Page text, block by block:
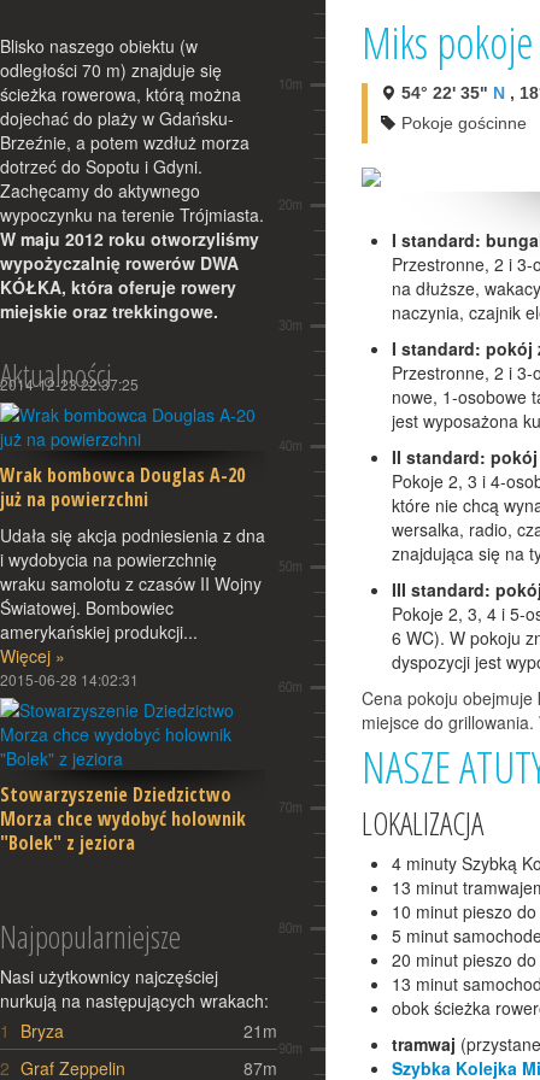
Blisko naszego obiektu (w
odległości 70 m) znajduje się
ścieżka rowerowa, którą można
dojechać do plaży w Gdańsku-
Brzeźnie, a potem wzdłuż morza
dotrzeć do Sopotu i Gdyni.
Zachęcamy do aktywnego
wypoczynku na terenie Trójmiasta.
W maju 2012 roku otworzyliśmy
wypożyczalnię rowerów DWA
KÓŁKA, która oferuje rowery
miejskie oraz trekkingowe.
Aktualności
2014-12-23 22:37:25
Wrak bombowca Douglas A-20
już na powierzchni
Udała się akcja podniesienia z dna
i wydobycia na powierzchnię
wraku samolotu z czasów II Wojny
Światowej. Bombowiec
amerykańskiej produkcji...
Więcej »
2015-06-28 14:02:31
Stowarzyszenie Dziedzictwo
Morza chce wydobyć holownik
"Bolek" z jeziora
Szczecinie chce wydobyć
Zachodniopomorskie
Stowarzyszenie Dziedzictwo
Morza....
Więcej »
2015-04-21 13:06:55
Najpopularniejsze
Nasi użytkownicy najczęściej
nurkują na następujących wrakach:
Lp.
Wrak
1 Bryza
21m
2 Graf Zeppelin
87m
Miks pokoje
54° 22' 35" N ,
Pokoje gościnne
I standard:
Przestronne, 2 i
na dłuższe,
naczynia, czajnik
I standard: pokój
Przestronne, 2 i 3-
nowe, 1-osobowe
jest wyposażona
II standard:
Pokoje 2, 3 i 4-
które nie chcą
wersalka, radio,
znajdująca się na
III standard:
Pokoje 2, 3, 4 i 5-
6 WC). W pokoju
dyspozycji jest
Cena pokoju obejmuje
miejsce do
NASZE
LOKALIZACJA
4 minuty Szybką
13 minut
10 minut pieszo
5 minut
20 minut pieszo
13 minut
obok ścieżka
tramwaj
Szybka Kolejka